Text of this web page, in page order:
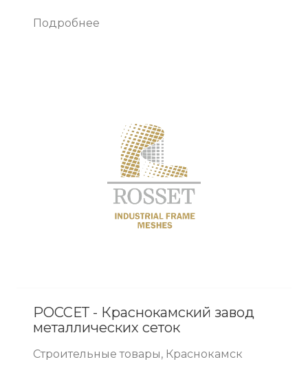
Подробнее
РОССЕТ - Краснокамский завод
металлических сеток
Строительные товары, Краснокамск